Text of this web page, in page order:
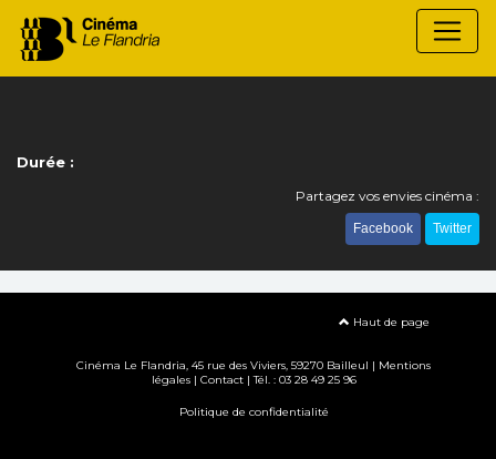
Durée :
Partagez vos envies cinéma :
Facebook Twitter
Haut de page
Cinéma Le Flandria, 45 rue des Viviers, 59270 Bailleul | Mentions
légales| Contact| Tél. : 03 28 49 25 96
Politique de confidentialité